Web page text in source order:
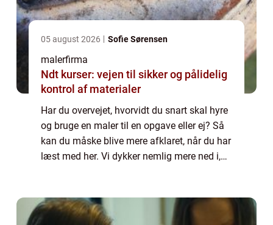
05 august 2026 Sofie Sørensen
malerfirma
Ndt kurser: vejen til sikker og pålidelig
kontrol af materialer
Har du overvejet, hvorvidt du snart skal hyre
og bruge en maler til en opgave eller ej? Så
kan du måske blive mere afklaret, når du har
læst med her. Vi dykker nemlig mere ned i,